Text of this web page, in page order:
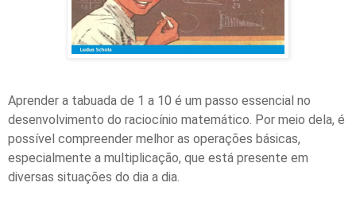
Aprender a tabuada de 1 a 10 é um passo essencial no
desenvolvimento do raciocínio matemático. Por meio dela, é
possível compreender melhor as operações básicas,
especialmente a multiplicação, que está presente em
diversas situações do dia a dia.